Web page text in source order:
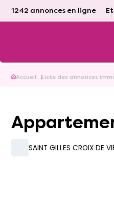
1242 annonces en ligne
Accueil Liste des annonces
SAINT GILLES CROIX DE